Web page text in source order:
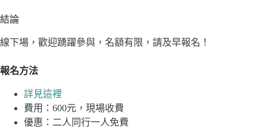
結論
線下場，歡迎踴躍參與，名額有限，請及早報名！
報名方法
詳見這裡
費用：600元，現場收費
優惠：二人同行一人免費